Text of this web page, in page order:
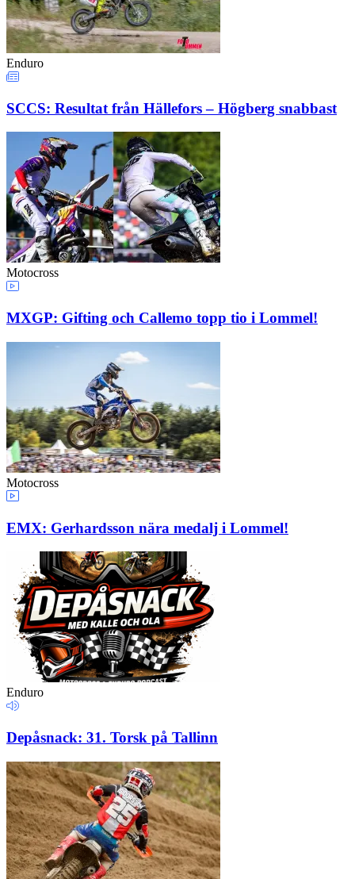
Enduro
SCCS: Resultat från Hällefors – Högberg snabbast
Motocross
MXGP: Gifting och Callemo topp tio i Lommel!
Motocross
EMX: Gerhardsson nära medalj i Lommel!
Enduro
Depåsnack: 31. Torsk på Tallinn